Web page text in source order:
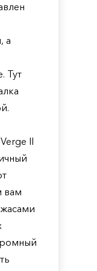
а
Тут
II
вам